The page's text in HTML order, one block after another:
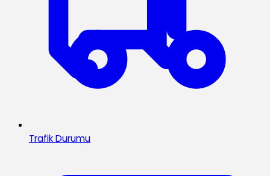
Trafik Durumu